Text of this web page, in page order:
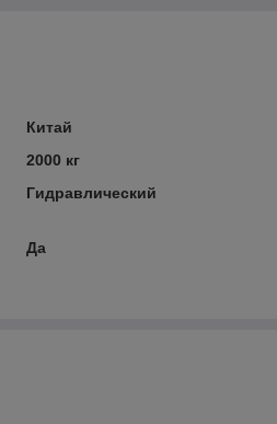
Китай
2000 кг
Гидравлический
Да